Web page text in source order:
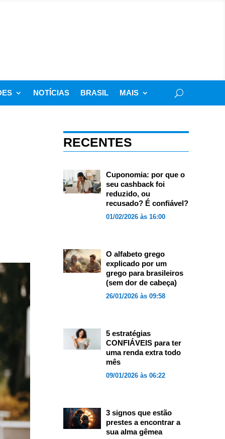
NOTÍCIAS BRASIL MAIS
RECENTES
Cuponomia: por que o
seu cashback foi
reduzido, ou
recusado? É confiável?
01/02/2026 às 16:00
O alfabeto grego
explicado por um
grego para brasileiros
(sem dor de cabeça)
26/01/2026 às 09:58
5 estratégias
CONFIÁVEIS para ter
uma renda extra todo
mês
09/01/2026 às 06:22
3 signos que estão
prestes a encontrar a
sua alma gêmea